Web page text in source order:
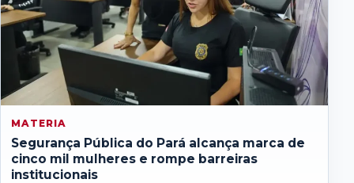
MATERIA
Segurança Pública do Pará alcança marca de
cinco mil mulheres e rompe barreiras
institucionais